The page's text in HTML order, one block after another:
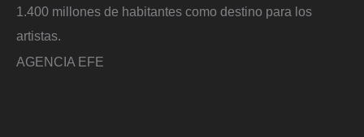
1.400 millones de habitantes como destino para los
artistas.
AGENCIA EFE